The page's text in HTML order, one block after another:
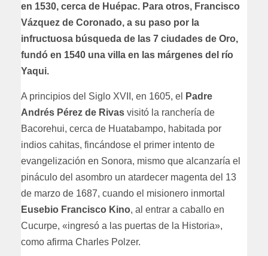
en 1530, cerca de Huépac. Para otros, Francisco
Vázquez de Coronado, a su paso por la
infructuosa búsqueda de las 7 ciudades de Oro,
fundó en 1540 una villa en las márgenes del río
Yaqui.
A principios del Siglo XVII, en 1605, el
Padre
Andrés Pérez de Rivas visitó la ranchería de
Bacorehui, cerca de Huatabampo, habitada por
indios cahitas, fincándose el primer intento de
evangelización en Sonora, mismo que alcanzaría el
pináculo del asombro un atardecer magenta del 13
de marzo de 1687, cuando el misionero inmortal
Eusebio Francisco Kino, al entrar a caballo en
Cucurpe, «ingresó a las puertas de la Historia»,
como afirma Charles Polzer.